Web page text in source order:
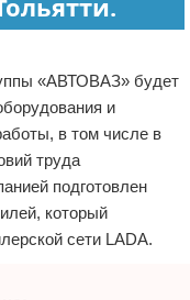
«АВТОВАЗ» будет
и
в том числе в
труда
подготовлен
который
сети LADA.